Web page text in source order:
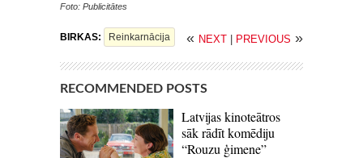
Foto: Publicitātes
BIRKAS: Reinkarnācija « NEXT PREVIOUS »
RECOMMENDED POSTS
Latvijas kinoteātros
sāk rādīt komēdiju
“Rouzu ģimene”